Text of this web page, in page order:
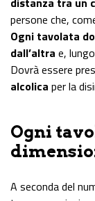
persone che,
Ogni tavolata
dall’altra e,
Dovrà essere
alcolica per la
Ogni
A seconda del